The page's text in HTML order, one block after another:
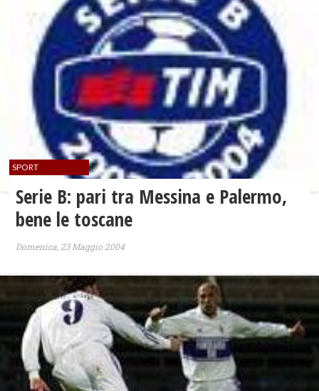
SPORT
Serie B: pari tra Messina e Palermo,
bene le toscane
Domenica, 23 Maggio 2004